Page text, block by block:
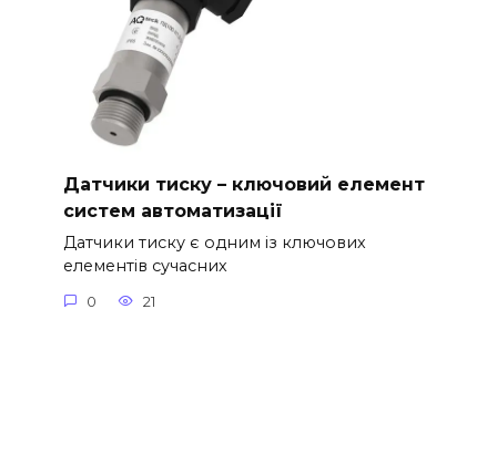
Датчики тиску – ключовий елемент
систем автоматизації
Датчики тиску є одним із ключових
елементів сучасних
0 21